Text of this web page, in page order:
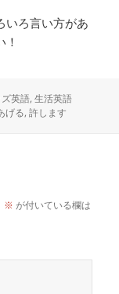
いろ言い方があ
英語,生活英語
げる,許します
※ が付いている欄は